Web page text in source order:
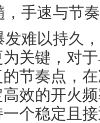
，手速与节
发难以持久
关键，对
节奏点，
效的开火
个稳定且